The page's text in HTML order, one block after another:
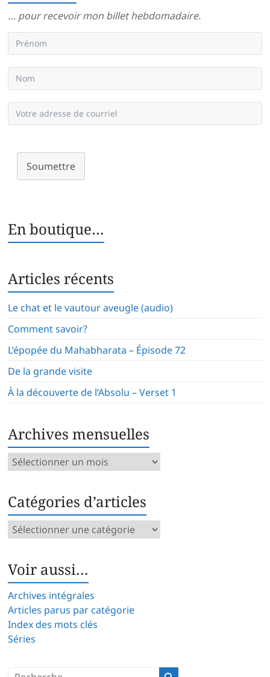
… pour recevoir mon billet hebdomadaire.
Soumettre
En boutique…
Articles récents
Le chat et le vautour aveugle (audio)
Comment savoir?
L’épopée du Mahabharata – Épisode 72
De la grande visite
À la découverte de l’Absolu – Verset 1
Archives mensuelles
Archives
Catégories d’articles
Catégories
Voir aussi…
Archives intégrales
Articles parus par catégorie
Index des mots clés
Séries